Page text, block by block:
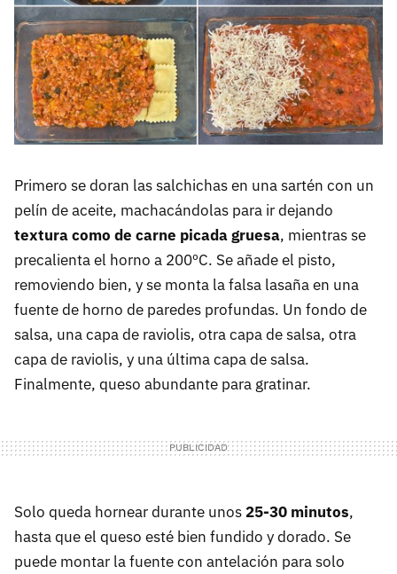
Primero se doran las salchichas en una sartén con un
pelín de aceite, machacándolas para ir dejando
textura como de carne picada gruesa, mientras se
precalienta el horno a 200ºC. Se añade el pisto,
removiendo bien, y se monta la falsa lasaña en una
fuente de horno de paredes profundas. Un fondo de
salsa, una capa de raviolis, otra capa de salsa, otra
capa de raviolis, y una última capa de salsa.
Finalmente, queso abundante para gratinar.
Solo queda hornear durante unos 25-30 minutos,
hasta que el queso esté bien fundido y dorado. Se
puede montar la fuente con antelación para solo